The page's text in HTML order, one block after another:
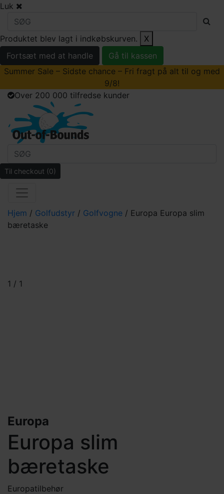
Luk
Produktet blev lagt i indkøbskurven.
X
Fortsæt med at handle
Gå til kassen
Summer Sale – Sidste chance – Fri fragt på alt til og med
9/8!
Over 200 000 tilfredse kunder
Til checkout (0)
Hjem / Golfudstyr / Golfvogne / Europa Europa slim
bæretaske
1 / 1
Europa
Europa slim
bæretaske
Europatilbehør